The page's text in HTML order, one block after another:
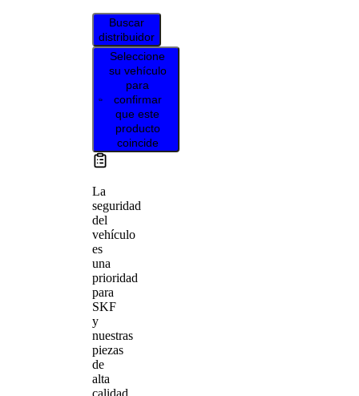
Buscar
distribuidor
Seleccione
su vehículo
para
confirmar
que este
producto
coincide
La
seguridad
del
vehículo
es
una
prioridad
para
SKF
y
nuestras
piezas
de
alta
calidad